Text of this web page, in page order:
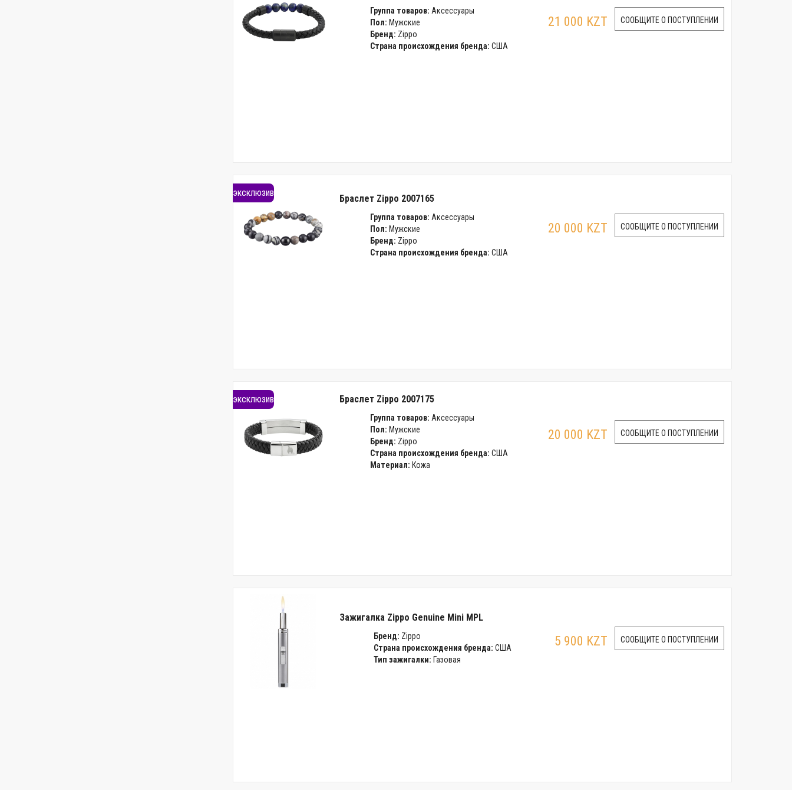
Группа товаров: Аксессуары
Пол: Мужские
Бренд: Zippo
Страна происхождения бренда: США
21 000 KZT СООБЩИТЕ О ПОСТУПЛЕНИИ
эксклюзив
Браслет Zippo 2007165
Группа товаров: Аксессуары
Пол: Мужские
Бренд: Zippo
Страна происхождения бренда: США
20 000 KZT СООБЩИТЕ О ПОСТУПЛЕНИИ
эксклюзив Браслет Zippo 2007175
Группа товаров: Аксессуары
Пол: Мужские
Бренд: Zippo
Страна происхождения бренда: США
Материал: Кожа
20 000 KZT СООБЩИТЕ О ПОСТУПЛЕНИИ
Зажигалка Zippo Genuine Mini MPL
Бренд: Zippo
Страна происхождения бренда: США
Тип зажигалки: Газовая
5 900 KZT СООБЩИТЕ О ПОСТУПЛЕНИИ